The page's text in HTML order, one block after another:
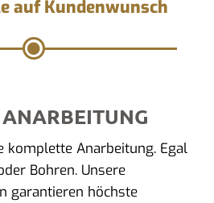
auf Kundenwunsch
komplette Anarbeitung. Egal
Bohren. Unsere
garantieren höchste